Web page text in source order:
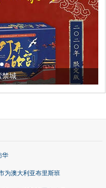
禁城
华
为澳大利亚布里斯班